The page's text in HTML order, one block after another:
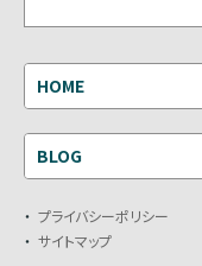
HOME
BLOG
プライバシーポリシー
サイトマップ